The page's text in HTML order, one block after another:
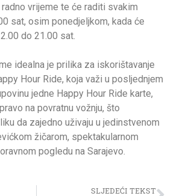
vrijeme te će raditi svakim
sat, osim ponedjeljkom, kada će
do 21.00 sat.
idealna je prilika za iskorištavanje
Hour Ride, koja važi u posljednjem
jedne Happy Hour Ride karte,
na povratnu vožnju, što
da zajedno uživaju u jedinstvenom
žičarom, spektakularnom
pogledu na Sarajevo.
SLJEDEĆI TEKST